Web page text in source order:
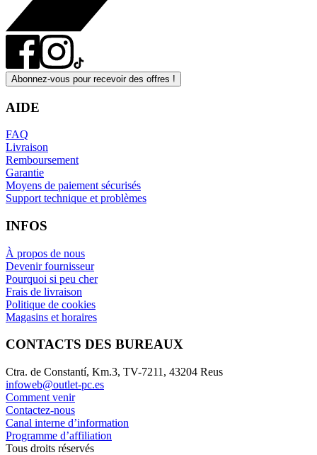
Abonnez-vous pour recevoir des offres !
AIDE
FAQ
Livraison
Remboursement
Garantie
Moyens de paiement sécurisés
Support technique et problèmes
INFOS
À propos de nous
Devenir fournisseur
Pourquoi si peu cher
Frais de livraison
Politique de cookies
Magasins et horaires
CONTACTS DES BUREAUX
Ctra. de Constantí, Km.3, TV-7211, 43204 Reus
infoweb@outlet-pc.es
Comment venir
Contactez-nous
Canal interne d’information
Programme d’affiliation
Tous droits réservés